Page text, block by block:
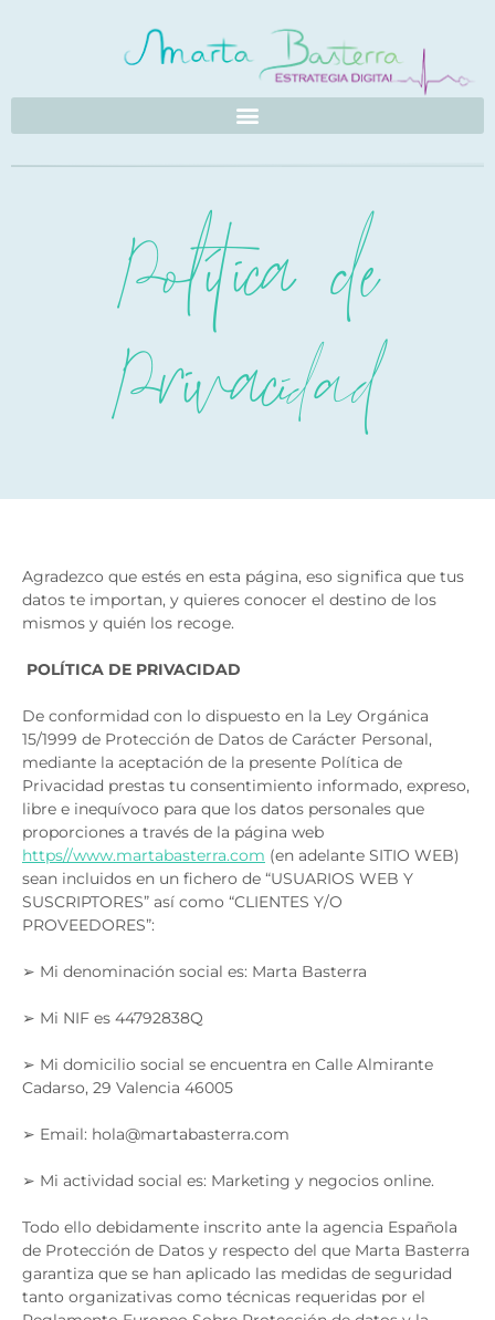
Política de
Privacidad
Agradezco que estés en esta página, eso significa que tus
datos te importan, y quieres conocer el destino de los
mismos y quién los recoge.
POLÍTICA DE PRIVACIDAD
​De conformidad con lo dispuesto en la Ley Orgánica
15/1999 de Protección de Datos de Carácter Personal,
mediante la aceptación de la presente Política de
Privacidad prestas tu consentimiento informado, expreso,
libre e inequívoco para que los datos personales que
proporciones a través de la página web
https//www.martabasterra.com (en adelante SITIO WEB)
sean incluidos en un fichero de “USUARIOS WEB Y
SUSCRIPTORES” así como “CLIENTES Y/O
PROVEEDORES”:
➢ Mi denominación social es: Marta Basterra
➢ Mi NIF es 44792838Q
➢ Mi domicilio social se encuentra en Calle Almirante
Cadarso, 29 Valencia 46005
➢ Email: hola@martabasterra.com
➢ Mi actividad social es: Marketing y negocios online.
Todo ello debidamente inscrito ante la agencia Española
de Protección de Datos y respecto del que Marta Basterra
garantiza que se han aplicado las medidas de seguridad
tanto organizativas como técnicas requeridas por el